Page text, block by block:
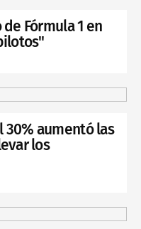
Fórmula 1 en
30% aumentó las
los